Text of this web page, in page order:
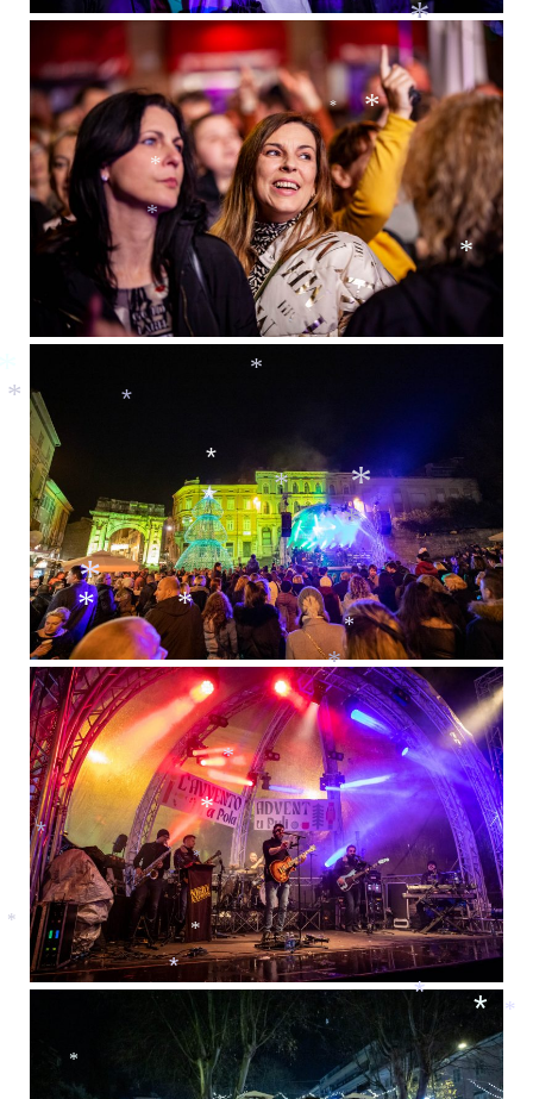
*
*
*
*
*
*
*
*
*
*
*
*
*
*
*
*
*
*
*
*
*
*
*